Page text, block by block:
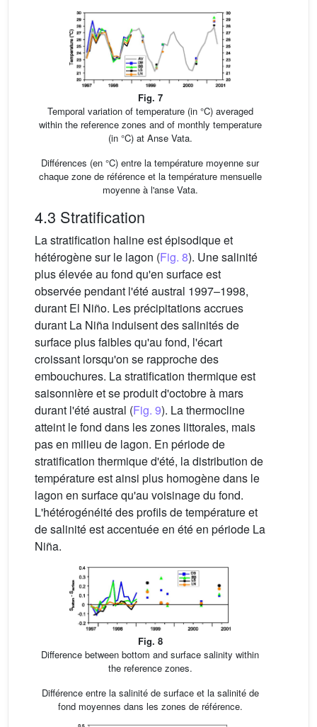
Fig. 7
Temporal variation of temperature (in °C) averaged
within the reference zones and of monthly temperature
(in °C) at Anse Vata.
Différences (en °C) entre la température moyenne sur
chaque zone de référence et la température mensuelle
moyenne à l'anse Vata.
4.3 Stratification
La stratification haline est épisodique et
hétérogène sur le lagon (Fig. 8). Une salinité
plus élevée au fond qu'en surface est
observée pendant l'été austral 1997–1998,
durant El Niño. Les précipitations accrues
durant La Niña induisent des salinités de
surface plus faibles qu'au fond, l'écart
croissant lorsqu'on se rapproche des
embouchures. La stratification thermique est
saisonnière et se produit d'octobre à mars
durant l'été austral (Fig. 9). La thermocline
atteint le fond dans les zones littorales, mais
pas en milieu de lagon. En période de
stratification thermique d'été, la distribution de
température est ainsi plus homogène dans le
lagon en surface qu'au voisinage du fond.
L'hétérogénéité des profils de température et
de salinité est accentuée en été en période La
Niña.
Fig. 8
Difference between bottom and surface salinity within
the reference zones.
Différence entre la salinité de surface et la salinité de
fond moyennes dans les zones de référence.